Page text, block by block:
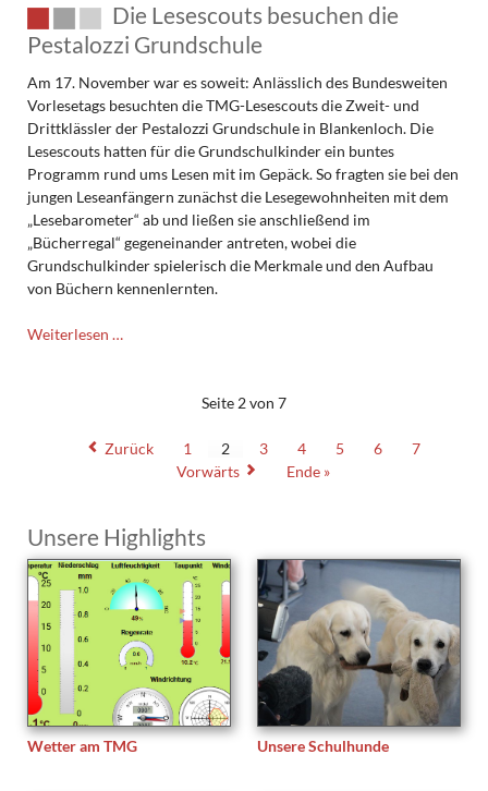
Die Lesescouts besuchen die
Pestalozzi Grundschule
Am 17. November war es soweit: Anlässlich des Bundesweiten
Vorlesetags besuchten die TMG-Lesescouts die Zweit- und
Drittklässler der Pestalozzi Grundschule in Blankenloch. Die
Lesescouts hatten für die Grundschulkinder ein buntes
Programm rund ums Lesen mit im Gepäck. So fragten sie bei den
jungen Leseanfängern zunächst die Lesegewohnheiten mit dem
„Lesebarometer“ ab und ließen sie anschließend im
„Bücherregal“ gegeneinander antreten, wobei die
Grundschulkinder spielerisch die Merkmale und den Aufbau
von Büchern kennenlernten.
Weiterlesen …
Grundschule
Seite 2 von 7
Zurück 1 2 3 4 5 6
7
Vorwärts
Ende »
Unsere Highlights
Wetter am TMG Unsere Schulhunde